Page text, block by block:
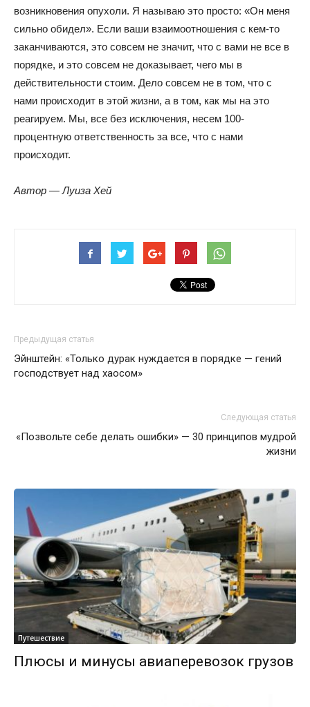
возникновения опухоли. Я называю это просто: «Он меня
сильно обидел». Если ваши взаимоотношения с кем-то
заканчиваются, это совсем не значит, что с вами не все в
порядке, и это совсем не доказывает, чего мы в
действительности стоим. Дело совсем не в том, что с
нами происходит в этой жизни, а в том, как мы на это
реагируем. Мы, все без исключения, несем 100-
процентную ответственность за все, что с нами
происходит.
Автор — Луиза Хей
Предыдущая статья
Эйнштейн: «Только дурак нуждается в порядке — гений
господствует над хаосом»
Следующая статья
«Позвольте себе делать ошибки» — 30 принципов мудрой
жизни
Путешествие
Плюсы и минусы авиаперевозок грузов